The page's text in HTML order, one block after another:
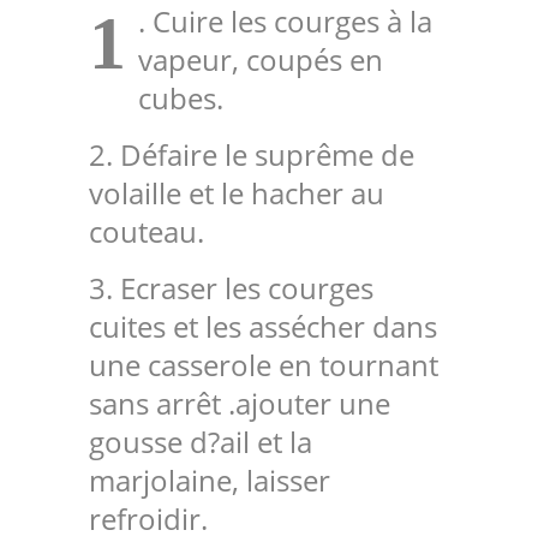
1 . Cuire les courges à la
vapeur, coupés en
cubes.
2. Défaire le suprême de
volaille et le hacher au
couteau.
3. Ecraser les courges
cuites et les assécher dans
une casserole en tournant
sans arrêt .ajouter une
gousse d?ail et la
marjolaine, laisser
refroidir.